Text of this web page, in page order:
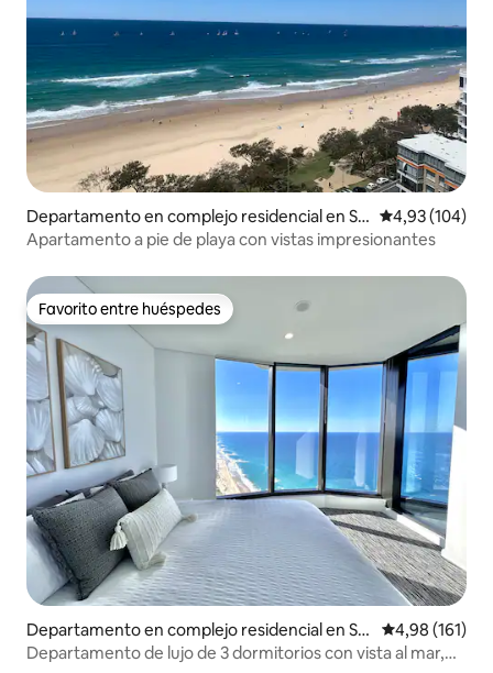
Departamento en complejo residencial en Su
rfers Paradise
Calificación
4,93 (104)
Apartamento a pie de playa con vistas impresionantes
Favorito entre huéspedes
Favorito entre huéspedes
Departamento en complejo residencial en Su
rfers Paradise
Calificación
4,98 (161)
Departamento de lujo de 3 dormitorios con vista al mar,